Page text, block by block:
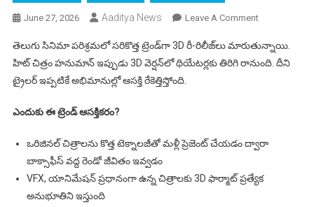
June 27, 2026 Aaditya News Leave A CommentOn
3D
రీ-
సాహసం
తెలుగు సినిమా పరిశ్రమలో సరికొత్త ట్రెండ్‌గా 3D రీ-రిలీజ్‌లు మారుతున్నాయి.
హిట్ చిత్రం హనుమాన్ ఇప్పుడు 3D వెర్షన్‌లో థియేటర్లకు తిరిగి రానుంది. దీని
ట్రైలర్ ఇప్పటికే అభిమానుల్లో ఆసక్తి రేకెత్తిస్తోంది.
ఎందుకు ఈ ట్రెండ్ ఆసక్తికరం?
ఒరిజినల్ చిత్రాలను కొత్త టెక్నాలజీతో మళ్లీ ప్రెజెంట్ చేయడం ద్వారా
బాక్సాఫీస్ వద్ద రెండో జీవితం ఇవ్వడం
VFX, యానిమేషన్ ప్రధానంగా ఉన్న చిత్రాలకు 3D ఫార్మాట్ ప్రత్యేక
అనుభూతిని ఇస్తుంది